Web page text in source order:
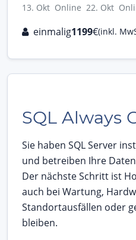
13. Okt Online 22. Okt
einmalig1199€(inkl.
SQL Always
Sie haben SQL Server
und betreiben Ihre
Der nächste Schritt ist
auch bei Wartung,
Standortausfällen oder
bleiben.